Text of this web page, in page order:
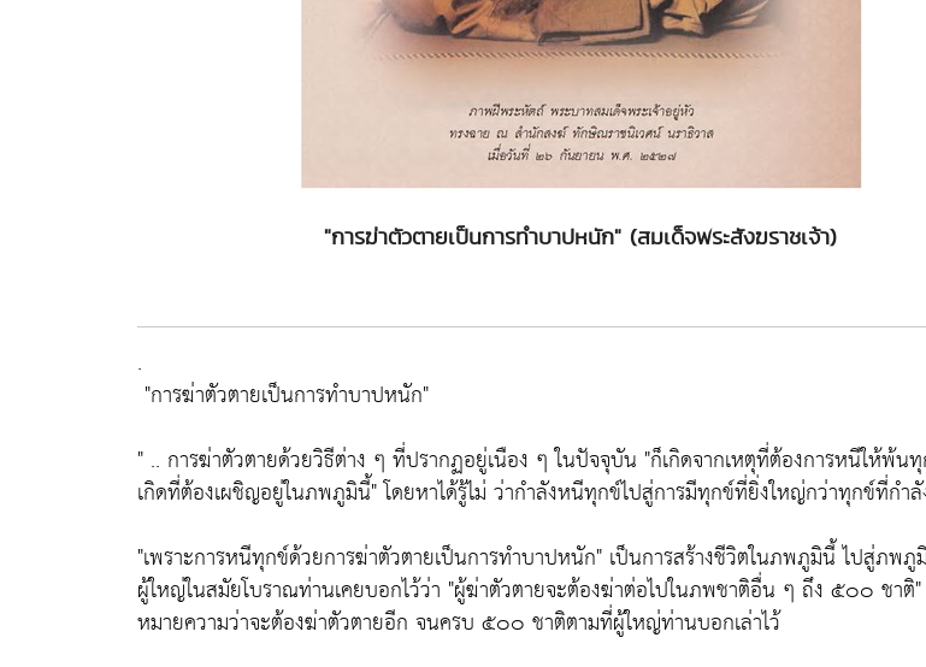
"การฆ่าตัวตายเป็นการทำบาปหนัก" (สมเด็จพระสังฆราชเจ้า)
.
"การฆ่าตัวตายเป็นการทำบาปหนัก"
" .. การฆ่าตัวตายด้วยวิธีต่าง ๆ ที่ปรากฏอยู่เนือง ๆ ในปัจจุบัน "ก็เกิดจากเหตุที่ต้องการหนีให้พ้น
เกิดที่ต้องเผชิญอยู่ในภพภูมินี้"โดยหาได้รู้ไม่ ว่ากำลังหนีทุกข์ไปสู่การมีทุกข์ที่ยิ่งใหญ่กว่าทุกข์ที่กำ
"เพราะการหนีทุกข์ด้วยการฆ่าตัวตายเป็นการทำบาปหนัก" เป็นการสร้างชีวิตในภพภูมินี้ ไปสู่ภพภู
ผู้ใหญ่ในสมัยโบราณท่านเคยบอกไว้ว่า "ผู้ฆ่าตัวตายจะต้องฆ่าต่อไปในภพชาติอื่น ๆ ถึง ๕๐๐ ชาติ"
หมายความว่าจะต้องฆ่าตัวตายอีก จนครบ ๕๐๐ ชาติตามที่ผู้ใหญ่ท่านบอกเล่าไว้